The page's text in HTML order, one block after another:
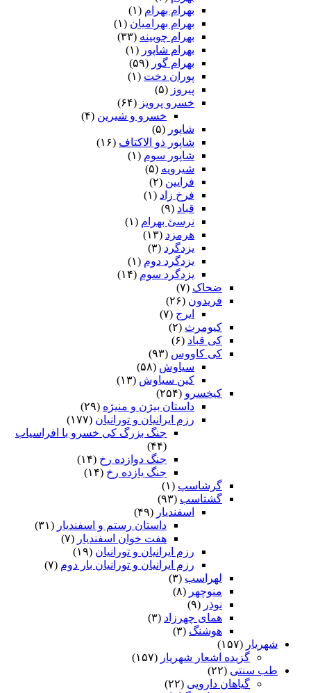
بهرام بهرام (۱)
بهرام بهرامیان‏ (۱)
بهرام چوبینه (۳۳)
بهرام شاپور (۱)
بهرام گور (۵۹)
پوران دخت (۱)
پیروز (۵)
خسرو پرویز (۶۴)
خسرو و شیرین (۴)
شاپور (۵)
شاپور ذو الاکتاف (۱۶)
شاپور سوم‏ (۱)
شیرویه (۵)
فرایین (۲)
فرخ زاد (۱)
قباد (۹)
نرسئ بهرام‏ (۱)
هرمزد (۱۳)
یزدگرد (۳)
یزدگرد دوم (۱)
یزدگرد سوم (۱۴)
ضحاک (۷)
فریدون (۲۶)
ایرج (۷)
کیومرث (۲)
کی قباد (۶)
کی کاووس (۹۳)
سیاوش (۵۸)
کین سیاوش (۱۳)
کیخسرو (۲۵۴)
داستان بیژن و منیژه (۲۹)
رزم ایرانیان و تورانیان (۱۷۷)
جنگ بزرگ کی خسرو با افراسیاب
(۴۴)
جنگ دوازده رخ (۱۴)
جنگ یازده رخ (۱۴)
گرشاسپ (۱)
گشتاسب (۹۳)
اسفندیار (۴۹)
داستان رستم و اسفندیار (۳۱)
هفت خوان اسفندیار (۷)
رزم ایرانیان و تورانیان (۱۹)
رزم ایرانیان و تورانیان بار دوم (۷)
لهراسب (۳)
منوچهر (۸)
نوذر (۹)
هماى چهرزاد (۳)
هوشنگ (۳)
شهریار (۱۵۷)
گزیده اشعار شهریار (۱۵۷)
طب سنتی (۲۲)
گیاهان دارویی (۲۲)